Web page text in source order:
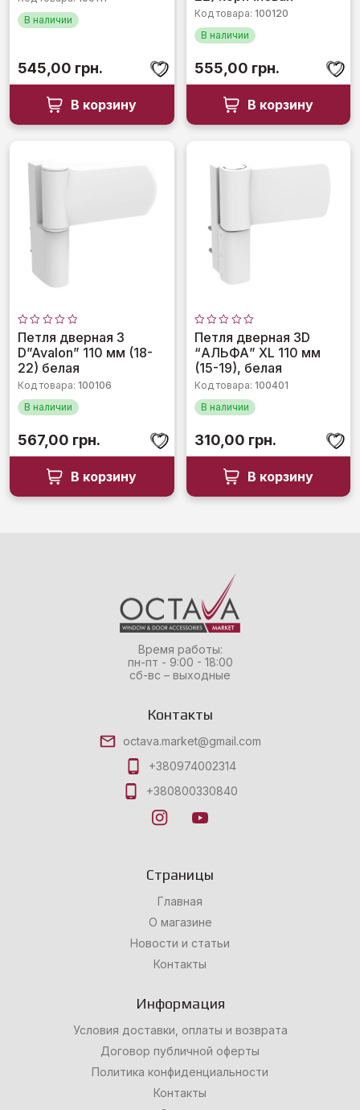
В наличии
545,00 грн.
В корзину
Код товара: 100120
В наличии
555,00 грн.
В корзину
Оценка
0
из
5
Петля дверная 3
D”Avalon” 110 мм (18-
22) белая
Код товара: 100106
В наличии
567,00 грн.
В корзину
Оценка
0
из
5
Петля дверная 3D
“АЛЬФА” XL 110 мм
(15-19), белая
Код товара: 100401
В наличии
310,00 грн.
В корзину
Время работы:
пн-пт - 9:00 - 18:00
сб-вс – выходные
Контакты
octava.market@gmail.com
+380974002314
+380800330840
Страницы
Главная
О магазине
Новости и статьи
Контакты
Информация
Условия доставки, оплаты и возврата
Договор публичной оферты
Политика конфиденциальности
Контакты